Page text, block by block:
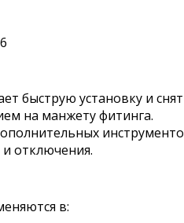
быструю установку и
на манжету фитинга.
отключения.
в: